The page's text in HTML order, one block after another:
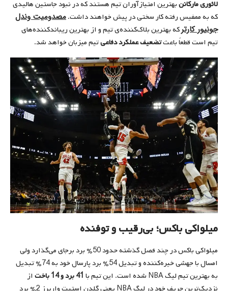
لائوری مارکاننبهترین امتیازآوران تیم هستند که در نبود جاستین هالیدی
که به ممفیس رفته کار سختی در پیش خواهند داشت.مصدومیت وندل
جونیور کارترکه بهترین بلاک‌کننده‌ی تیم و از بهترین ریباندکننده‌های
تیم است قطعاً باعثتضعیفعملکرد دفاعیتیم میزبان خواهد شد.
میلواکی باکس؛ بی‌رقیب و توفنده
میلواکی باکس در چند فصل گذشته حدود 50% برد برجای می‌گذارد ولی
امسال با جهشی خیره‌کننده و تبدیل 54% برد پارسال خود به 74% تبدیل
به بهترین تیم لیگ NBA شده است. این تیم با
41 برد و 14 باخت
از
نزدیک‌ترین حریف خود در لیگ NBA یعنی گلدن استیت واریرز 2% برد